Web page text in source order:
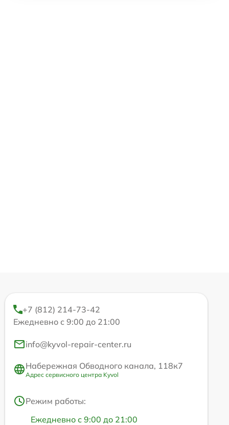
+7 (812) 214-73-42
Ежедневно с 9:00 до 21:00
info@kyvol-repair-center.ru
Набережная Обводного канала, 118к7
Адрес сервисного центра Kyvol
Режим работы:
Ежедневно с 9:00 до 21:00